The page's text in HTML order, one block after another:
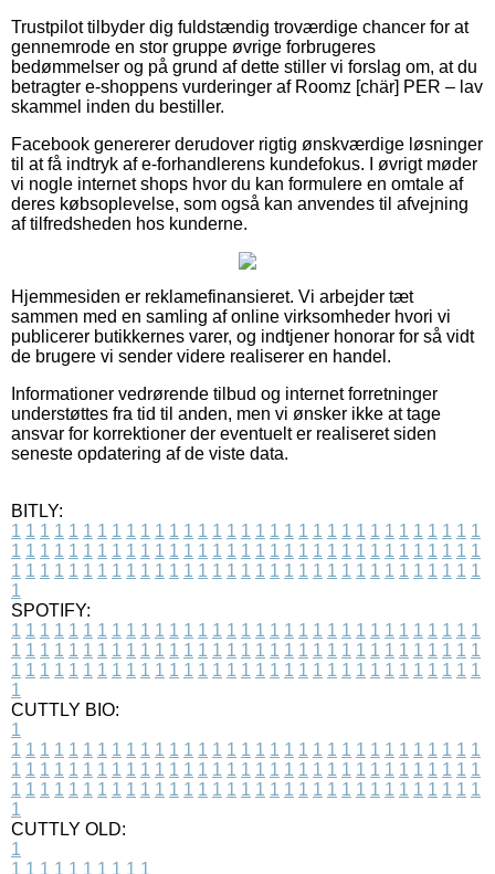
Trustpilot tilbyder dig fuldstændig troværdige chancer for at
gennemrode en stor gruppe øvrige forbrugeres
bedømmelser og på grund af dette stiller vi forslag om, at du
betragter e-shoppens vurderinger af Roomz [chär] PER – lav
skammel inden du bestiller.
Facebook genererer derudover rigtig ønskværdige løsninger
til at få indtryk af e-forhandlerens kundefokus. I øvrigt møder
vi nogle internet shops hvor du kan formulere en omtale af
deres købsoplevelse, som også kan anvendes til afvejning
af tilfredsheden hos kunderne.
Hjemmesiden er reklamefinansieret. Vi arbejder tæt
sammen med en samling af online virksomheder hvori vi
publicerer butikkernes varer, og indtjener honorar for så vidt
de brugere vi sender videre realiserer en handel.
Informationer vedrørende tilbud og internet forretninger
understøttes fra tid til anden, men vi ønsker ikke at tage
ansvar for korrektioner der eventuelt er realiseret siden
seneste opdatering af de viste data.
BITLY:
1 1 1 1 1 1 1 1 1 1 1 1 1 1 1 1 1 1 1 1 1 1 1 1 1 1 1 1 1 1 1 1 1
1 1 1 1 1 1 1 1 1 1 1 1 1 1 1 1 1 1 1 1 1 1 1 1 1 1 1 1 1 1 1 1 1
1 1 1 1 1 1 1 1 1 1 1 1 1 1 1 1 1 1 1 1 1 1 1 1 1 1 1 1 1 1 1 1 1
1
SPOTIFY:
1 1 1 1 1 1 1 1 1 1 1 1 1 1 1 1 1 1 1 1 1 1 1 1 1 1 1 1 1 1 1 1 1
1 1 1 1 1 1 1 1 1 1 1 1 1 1 1 1 1 1 1 1 1 1 1 1 1 1 1 1 1 1 1 1 1
1 1 1 1 1 1 1 1 1 1 1 1 1 1 1 1 1 1 1 1 1 1 1 1 1 1 1 1 1 1 1 1 1
1
CUTTLY BIO:
1
1 1 1 1 1 1 1 1 1 1 1 1 1 1 1 1 1 1 1 1 1 1 1 1 1 1 1 1 1 1 1 1 1
1 1 1 1 1 1 1 1 1 1 1 1 1 1 1 1 1 1 1 1 1 1 1 1 1 1 1 1 1 1 1 1 1
1 1 1 1 1 1 1 1 1 1 1 1 1 1 1 1 1 1 1 1 1 1 1 1 1 1 1 1 1 1 1 1 1
1
CUTTLY OLD:
1
1 1 1 1 1 1 1 1 1 1